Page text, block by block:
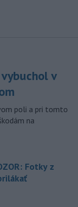
v
poli a pri tomto
na
Fotky z